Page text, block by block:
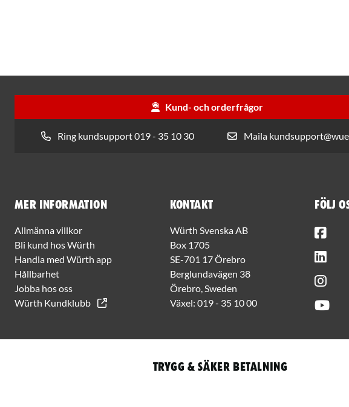
Kund- och orderfrågor
Ring kundsupport 019 - 35 10 30 Maila
Mer information
Allmänna villkor
Bli kund hos Würth
Handla med Würth app
Hållbarhet
Jobba hos oss
Würth Kundklubb
Kontakt
Würth Svenska AB
Box 1705
SE-701 17 Örebro
Berglundavägen 38
Örebro, Sweden
Växel: 019 - 35 10 00
Följ
Trygg & säker betalning